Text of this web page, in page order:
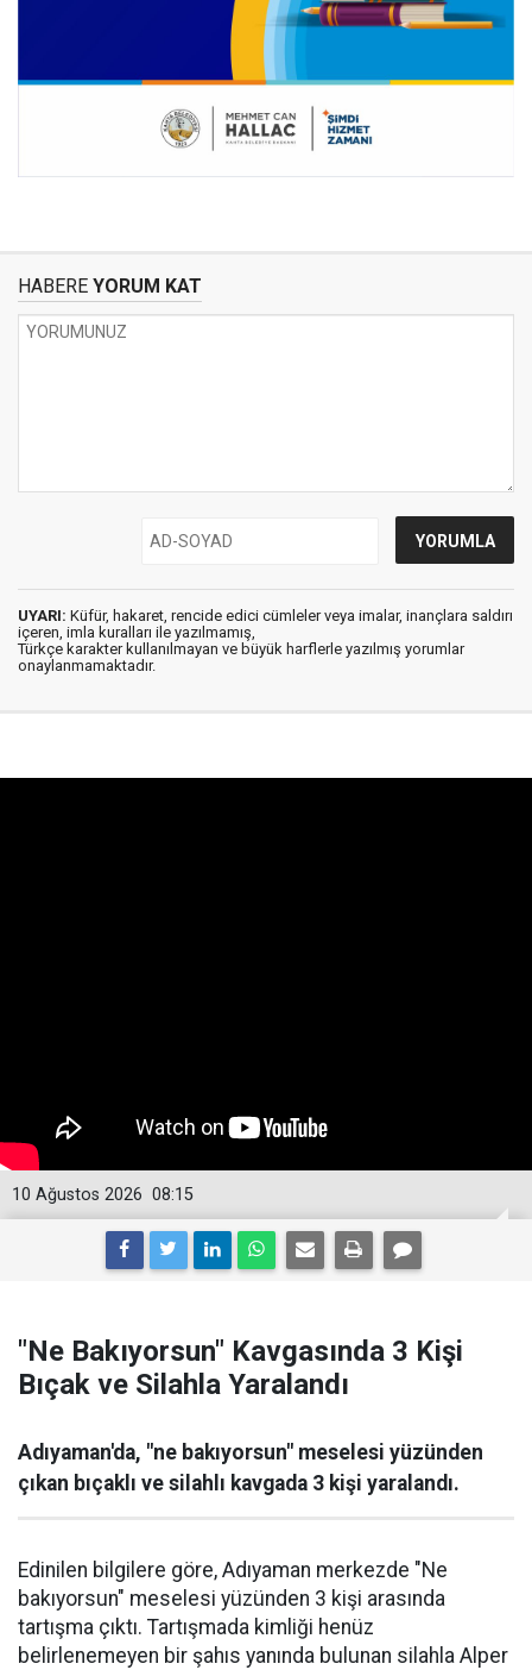
HABERE YORUM KAT
UYARI: Küfür, hakaret, rencide edici cümleler veya imalar, inançlara saldırı
içeren, imla kuralları ile yazılmamış,
Türkçe karakter kullanılmayan ve büyük harflerle yazılmış yorumlar
onaylanmamaktadır.
08:15
10 Ağustos 2026
"Ne Bakıyorsun" Kavgasında 3 Kişi
Bıçak ve Silahla Yaralandı
Adıyaman'da, "ne bakıyorsun" meselesi yüzünden
çıkan bıçaklı ve silahlı kavgada 3 kişi yaralandı.
Edinilen bilgilere göre, Adıyaman merkezde "Ne
bakıyorsun" meselesi yüzünden 3 kişi arasında
tartışma çıktı. Tartışmada kimliği henüz
belirlenemeyen bir şahıs yanında bulunan silahla Alper